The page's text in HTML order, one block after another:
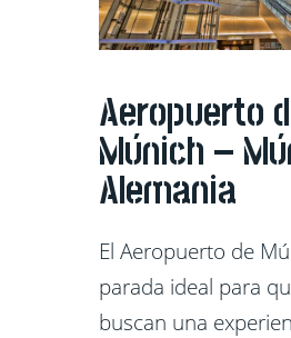
Aeropuerto
Múnich –
Alemania
El Aeropuerto de
parada ideal para
buscan una